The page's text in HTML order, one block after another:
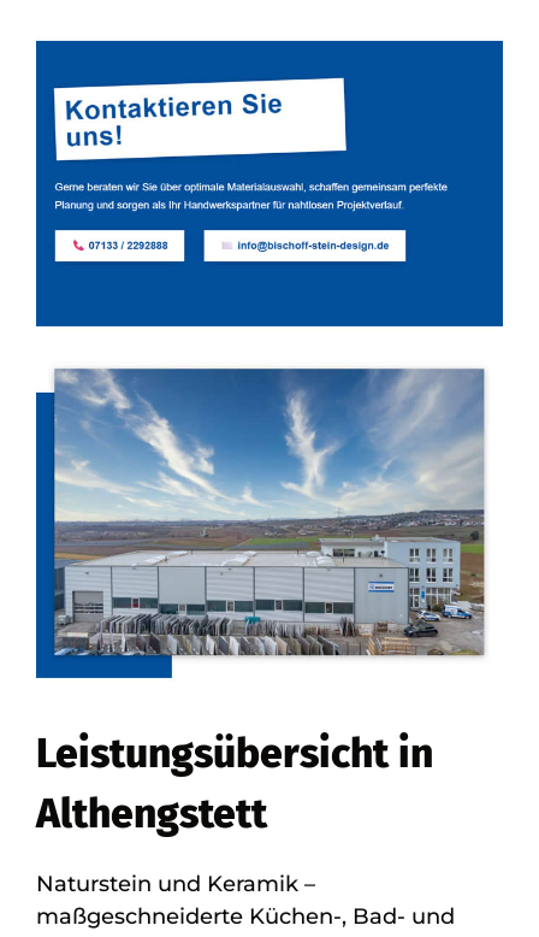
Leistungsübersicht in
Althengstett
Naturstein und Keramik –
maßgeschneiderte Küchen-, Bad- und